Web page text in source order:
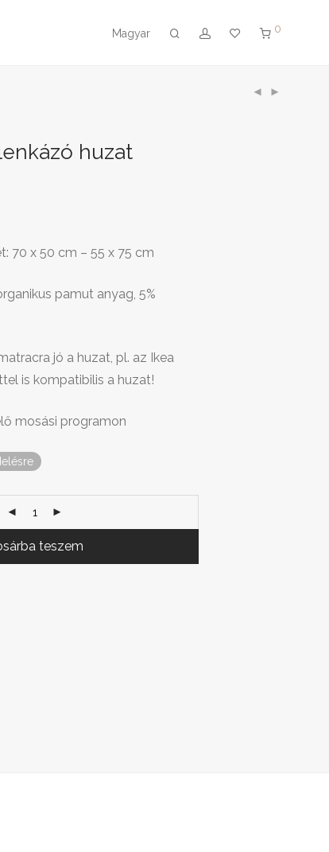
Magyar 0
huzat
70 x 50 cm – 55 x 75 cm
pamut anyag, 5%
jó a huzat, pl. az Ikea
is kompatibilis a huzat!
mosási programon
teszem